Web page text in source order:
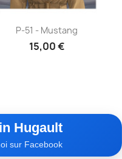
Aperçu rapide
P-51 - Mustang
15,00 €
Hugault
sur Facebook